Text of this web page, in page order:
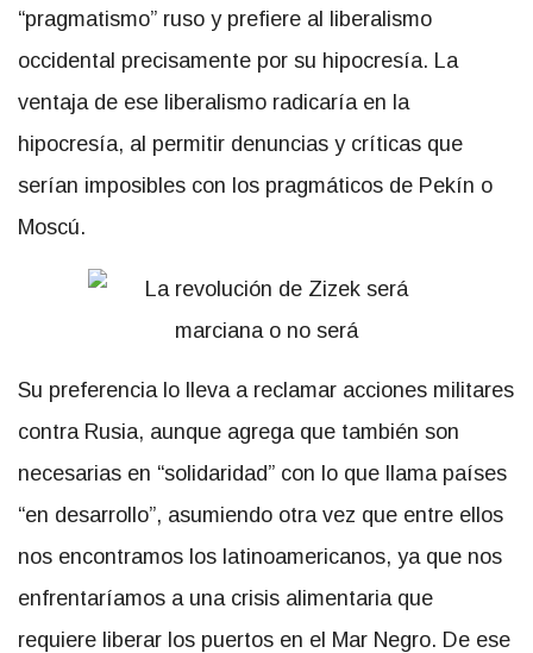
“pragmatismo” ruso y prefiere al liberalismo
occidental precisamente por su hipocresía. La
ventaja de ese liberalismo radicaría en la
hipocresía, al permitir denuncias y críticas que
serían imposibles con los pragmáticos de Pekín o
Moscú.
Su preferencia lo lleva a reclamar acciones militares
contra Rusia, aunque agrega que también son
necesarias en “solidaridad” con lo que llama países
“en desarrollo”, asumiendo otra vez que entre ellos
nos encontramos los latinoamericanos, ya que nos
enfrentaríamos a una crisis alimentaria que
requiere liberar los puertos en el Mar Negro. De ese